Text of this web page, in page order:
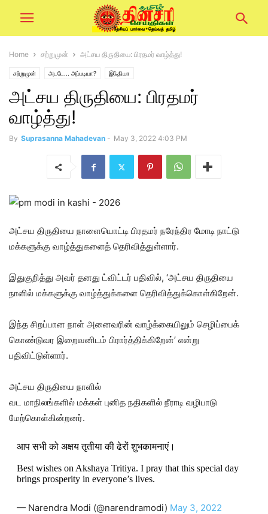
Home சற்றுமுன் அட்சய திருதியை: பிரதமர் வாழ்த்து!
சற்றுமுன் அடடே... அப்படியா? இந்தியா
அட்சய திருதியை: பிரதமர்
வாழ்த்து!
By Suprasanna Mahadevan - May 3, 2022 4:03 PM
அட்சய திருதியை நாளையொட்டி பிரதமர் நரேந்திர மோடி நாட்டு
மக்களுக்கு வாழ்த்துகளைத் தெரிவித்துள்ளார்.
இதுகுறித்து அவர் தனது ட்விட்டர் பதிவில், ‘அட்சய திருதியை
நாளில் மக்களுக்கு வாழ்த்துக்களை தெரிவித்துக்கொள்கிறேன்.
இந்த சிறப்பான நாள் அனைவரின் வாழ்க்கையிலும் செழிப்பைக்
கொண்டுவர இறைவனிடம் பிரார்த்திக்கிறேன்’ என்று
பதிவிட்டுள்ளார்.
அட்சய திருதியை நாளில்
வட மாநிலங்களில் மக்கள் புனித நதிகளில் நீராடி வழிபாடு
மேற்கொள்கின்றனர்.
आप सभी को अक्षय तृतीया की ढेरों शुभकामनाएं।
Best wishes on Akshaya Tritiya. I pray that this special day
brings prosperity in everyone’s lives.
— Narendra Modi (@narendramodi) May 3, 2022